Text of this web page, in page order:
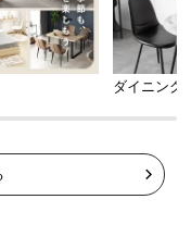
ダイニング